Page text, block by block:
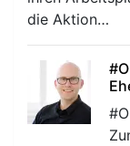
die Aktion…